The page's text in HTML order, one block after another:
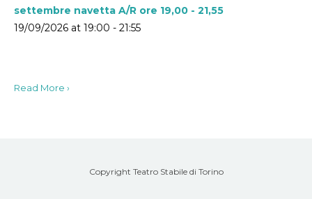
settembre navetta A/R ore 19,00 - 21,55
19/09/2026 at 19:00 - 21:55
Read More ›
Copyright Teatro Stabile di Torino